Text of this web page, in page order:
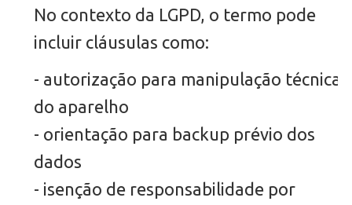
No contexto da LGPD, o termo pode
incluir cláusulas como:
- autorização para manipulação técnica
do aparelho
- orientação para backup prévio dos
dados
- isenção de responsabilidade por